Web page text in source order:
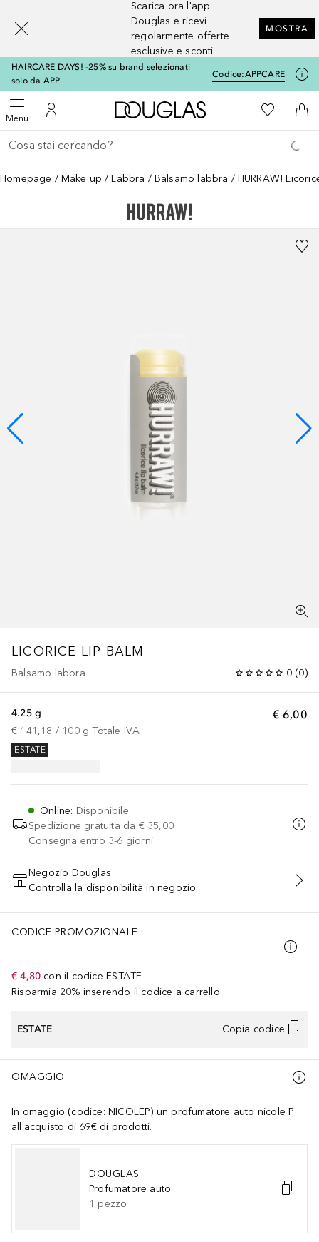
Scarica ora l'app
Douglas e ricevi
regolarmente offerte
esclusive e sconti
MOSTRA
HAIRCARE DAYS! -25% su brand selezionati
solo da APP
Codice:APPCARE
MenuApri menuAl Mio Account
A Douglas HomeAlla Mia
Al
Torna indietro
Esegui ricerca
Homepage Make up Labbra Balsamo labbra HURRAW!
LICORICE LIP BALM
Balsamo labbra 0 (0)
€ 6,00
4.25 g
€ 141,18 / 100 g Totale IVA
ESTATE
Online: Disponibile
Spedizione gratuita da € 35,00
Consegna entro 3-6 giorni
AGGIUNGI AL CARRELLO
Negozio Douglas
Controlla la disponibilità in negozio
CODICE PROMOZIONALE
€ 4,80 con il codice ESTATE
Risparmia 20% inserendo il codice a carrello:
ESTATE Copia codice
OMAGGIO
In omaggio (codice: NICOLEP) un profumatore auto nicole P
all'acquisto di 69€ di prodotti.
DOUGLAS
Profumatore auto
1 pezzo
[navigation.slideout.screenreader]